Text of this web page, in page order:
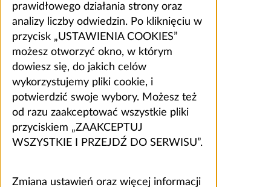
prawidłowego działania strony oraz
analizy liczby odwiedzin. Po kliknięciu w
przycisk „USTAWIENIA COOKIES”
możesz otworzyć okno, w którym
dowiesz się, do jakich celów
wykorzystujemy pliki cookie, i
potwierdzić swoje wybory. Możesz też
od razu zaakceptować wszystkie pliki
przyciskiem „ZAAKCEPTUJ
WSZYSTKIE I PRZEJDŹ DO SERWISU”.
Zmiana ustawień oraz więcej informacji